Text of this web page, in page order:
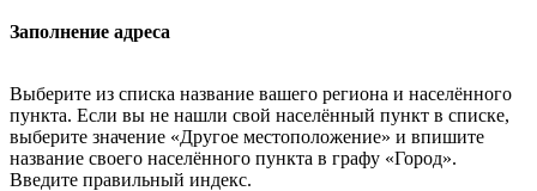
Заполнение адреса
Выберите из списка название вашего региона и населённого
пункта. Если вы не нашли свой населённый пункт в списке,
выберите значение «Другое местоположение» и впишите
название своего населённого пункта в графу «Город».
Введите правильный индекс.